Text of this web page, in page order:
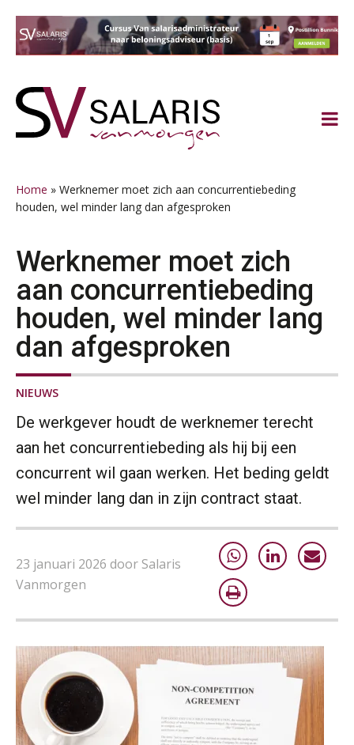
naar
hoofdnavigatie
naar
hoofd
naar
eerste
naar
voettekst
Home » Werknemer moet zich aan concurrentiebeding
houden, wel minder lang dan afgesproken
Werknemer moet zich
aan concurrentiebeding
houden, wel minder lang
dan afgesproken
NIEUWS
De werkgever houdt de werknemer terecht
aan het concurrentiebeding als hij bij een
concurrent wil gaan werken. Het beding geldt
wel minder lang dan in zijn contract staat.
23 januari 2026 door Salaris
Vanmorgen